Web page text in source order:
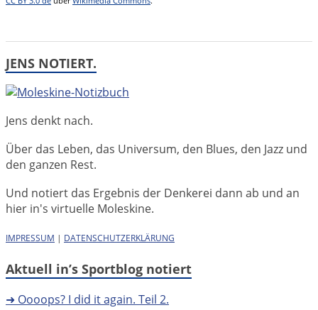
JENS NOTIERT.
Jens denkt nach.
Über das Leben, das Universum, den Blues, den Jazz und
den ganzen Rest.
Und notiert das Ergebnis der Denkerei dann ab und an
hier in's virtuelle Moleskine.
IMPRESSUM | DATENSCHUTZERKLÄRUNG
Aktuell in’s Sportblog notiert
➜ Oooops? I did it again. Teil 2.